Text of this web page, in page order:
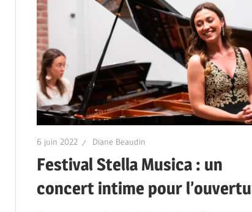
6 juin 2022 Diane Beaudin
Festival Stella Musica : un
concert intime pour